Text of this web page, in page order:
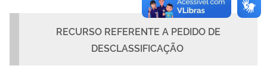
RECURSO REFERENTE A PEDIDO DE
DESCLASSIFICAÇÃO